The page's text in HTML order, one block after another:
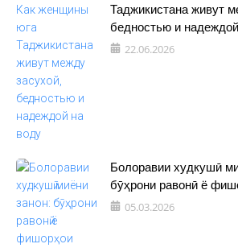
Таджикистана живут
бедностью и
22.06.2026
Болоравии худкушӣ
бӯҳрони равонӣ ё
05.03.2026